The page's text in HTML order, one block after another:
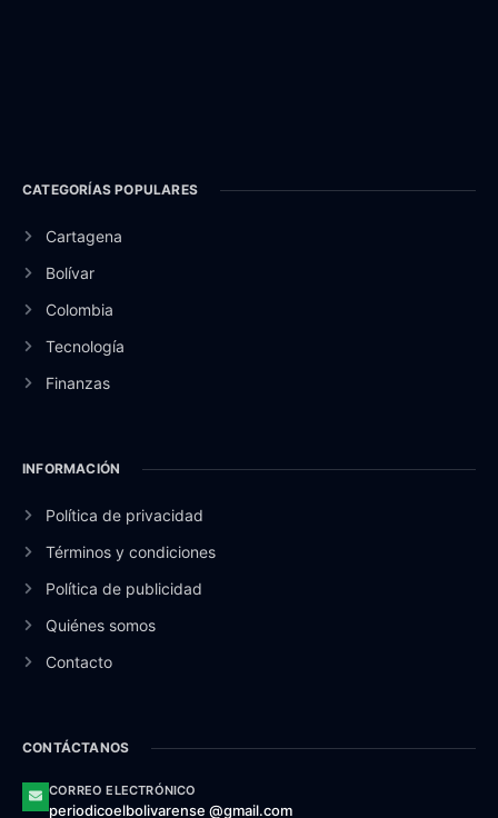
CATEGORÍAS POPULARES
Cartagena
Bolívar
Colombia
Tecnología
Finanzas
INFORMACIÓN
Política de privacidad
Términos y condiciones
Política de publicidad
Quiénes somos
Contacto
CONTÁCTANOS
CORREO ELECTRÓNICO
periodicoelbolivarense @gmail.com